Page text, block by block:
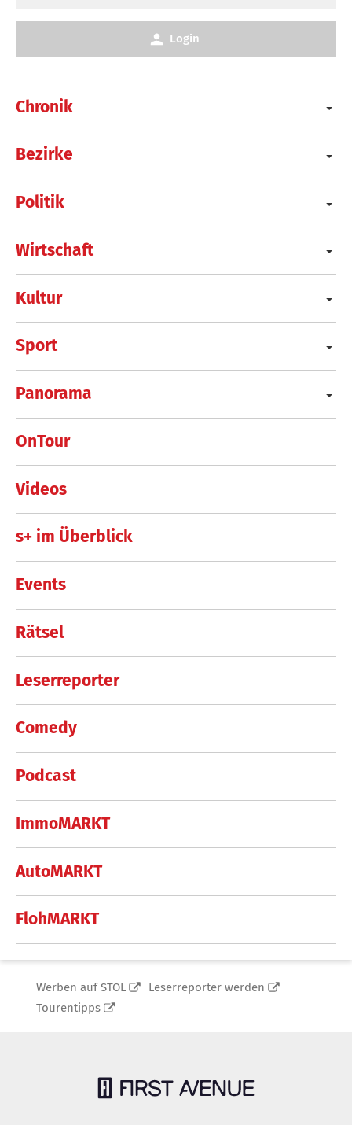
Chronik
Bezirke
Politik
Wirtschaft
Kultur
Sport
Panorama
OnTour
Videos
s+ im Überblick
Events
Rätsel
Leserreporter
Comedy
Podcast
ImmoMARKT
AutoMARKT
FlohMARKT
Login
Werben auf STOL
Leserreporter werden
Tourentipps